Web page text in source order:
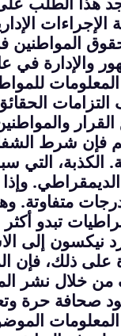
الإدارية.
المواطنين في
عام 2016. وهذا يحكم القواعد المتعلقة بشفافية
القرار
فإن شرط
الكذبة،
متفاوتة.
تبدو
نيكسون إلى
على ذلك، فإن
من خلال نشر
صحافة حرة